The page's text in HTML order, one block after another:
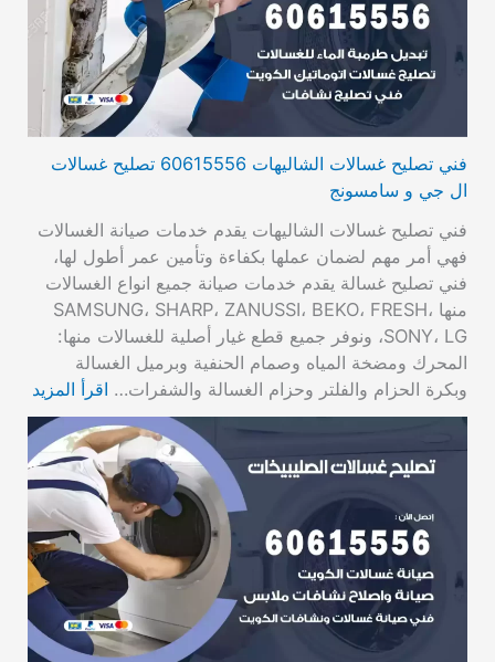
فني تصليح غسالات الشاليهات 60615556 تصليح غسالات
ال جي و سامسونج
فني تصليح غسالات الشاليهات يقدم خدمات صيانة الغسالات
فهي أمر مهم لضمان عملها بكفاءة وتأمين عمر أطول لها،
فني تصليح غسالة يقدم خدمات صيانة جميع انواع الغسالات
منها SAMSUNG، SHARP، ZANUSSI، BEKO، FRESH،
SONY، LG، ونوفر جميع قطع غيار أصلية للغسالات منها:
المحرك ومضخة المياه وصمام الحنفية وبرميل الغسالة
وبكرة الحزام والفلتر وحزام الغسالة والشفرات… اقرأ المزيد